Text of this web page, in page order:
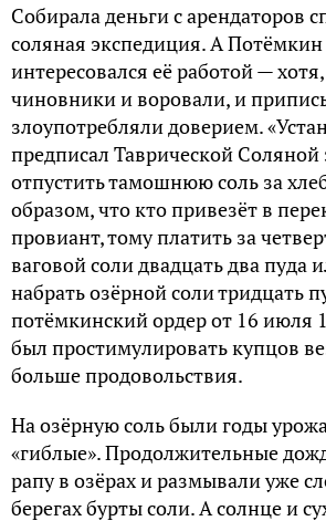
Собирала деньги с арендаторов
соляная экспедиция. А
интересовался её работой —
чиновники и воровали, и
злоупотребляли доверием.
предписал Таврической
отпустить тамошнюю соль за
образом, что кто привезёт в
провиант, тому платить за
ваговой соли двадцать два пуда
набрать озёрной соли тридцать
потёмкинский ордер от 16 июля
был простимулировать купцов
больше продовольствия.
На озёрную соль были годы
«гиблые». Продолжительные
рапу в озёрах и размывали уже
берегах бурты соли. А солнце и